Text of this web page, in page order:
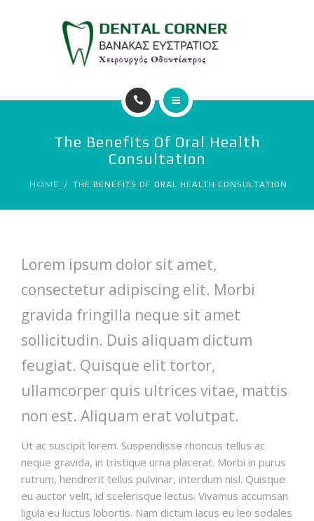
ΕΠΙΚΟΙΝΩΝΙΑ
ΥΠΗΡΕΣΙΕΣ
The Benefits Of Oral Health
Consultation
HOME THE BENEFITS OF ORAL HEALTH CONSULTATION
Lorem ipsum dolor sit amet,
consectetur adipiscing elit. Morbi
gravida fringilla neque sit amet
sollicitudin. Duis aliquam dictum
feugiat. Quisque elit tortor,
ullamcorper quis ultrices vitae, mattis
non est. Aliquam erat volutpat.
Ut ac suscipit lorem. Suspendisse rhoncus tellus ac
neque gravida, in tristique urna placerat. Morbi in purus
rutrum, hendrerit tellus pulvinar, interdum nisl. Quisque
eu auctor velit, id scelerisque lectus. Vivamus accumsan
ligula eu luctus lobortis. Nam dictum lacus eu leo sodales